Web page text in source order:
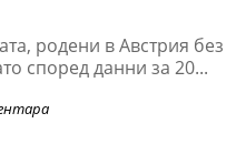
родени в Австрия без
според данни за 20...